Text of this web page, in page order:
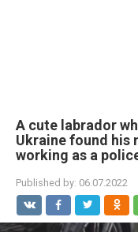
A cute labrador
Ukraine found his
working as a
Published by: 06.07.2022